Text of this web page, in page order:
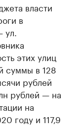
власти
в
этих улиц
суммы в 128
рублей
рублей — на
на
году и 117,9